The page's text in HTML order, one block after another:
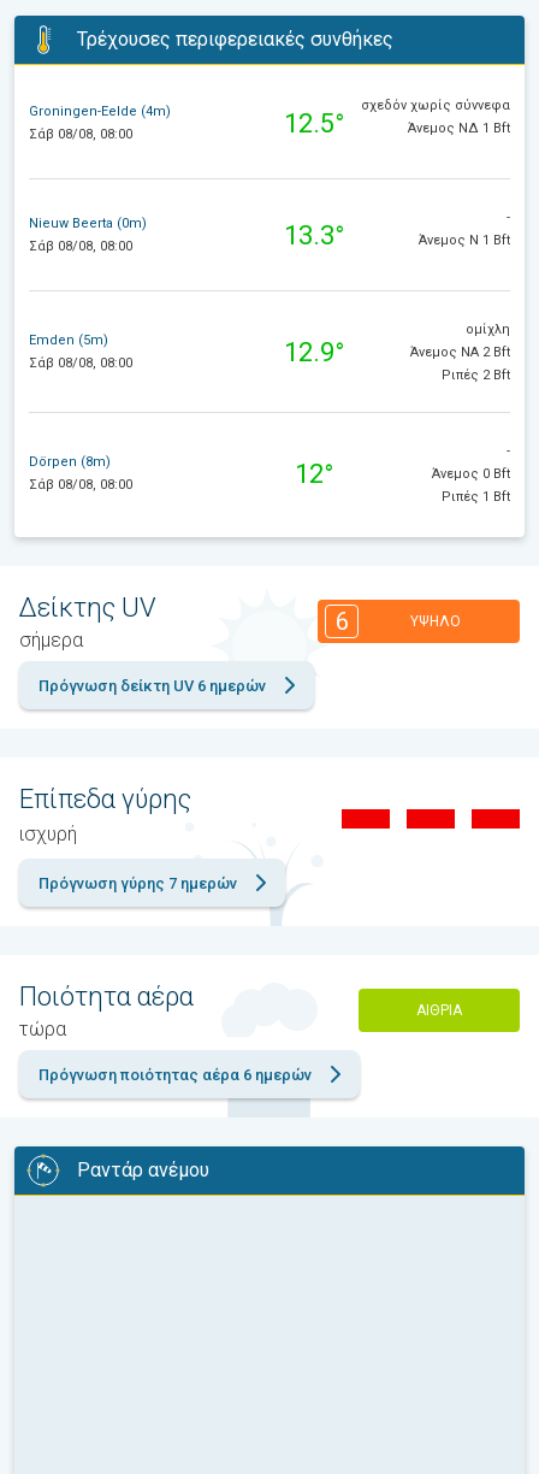
Τρέχουσες περιφερειακές συνθήκες
Groningen-Eelde (4m)
Σάβ 08/08, 08:00
12.5°
σχεδόν χωρίς σύννεφα
Άνεμος ΝΔ 1 Bft
Nieuw Beerta (0m)
Σάβ 08/08, 08:00
13.3°
-
Άνεμος Ν 1 Bft
Emden (5m)
Σάβ 08/08, 08:00
12.9°
ομίχλη
Άνεμος ΝΑ 2 Bft
Ριπές 2 Bft
Dörpen (8m)
Σάβ 08/08, 08:00
12°
-
Άνεμος 0 Bft
Ριπές 1 Bft
Δείκτης UV
σήμερα
6 ΥΨΗΛΌ
Πρόγνωση δείκτη UV 6 ημερών
Επίπεδα γύρης
ισχυρή
Πρόγνωση γύρης 7 ημερών
Ποιότητα αέρα
τώρα
ΑΊΘΡΙΑ
Πρόγνωση ποιότητας αέρα 6 ημερών
Ραντάρ ανέμου